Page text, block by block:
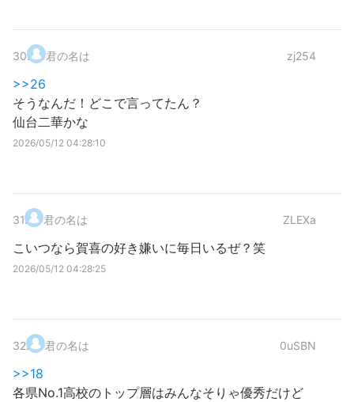
30. 君の名は zj254
>>26
そうなんだ！どこで言ってたん？
仙台二華かな
2026/05/12 04:28:10
31. 君の名は ZLEXa
こいつなら賀喜の好き嫌いに毎日いるぜ？笑
2026/05/12 04:28:25
32. 君の名は 0uSBN
>>18
各県No.1高校のトップ層はみんなそりゃ優秀だけど